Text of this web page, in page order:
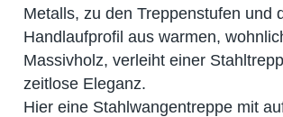
Metalls, zu den Treppenstufen und
Handlaufprofil aus warmen,
Massivholz, verleiht einer
zeitlose Eleganz.
Hier eine Stahlwangentreppe mit